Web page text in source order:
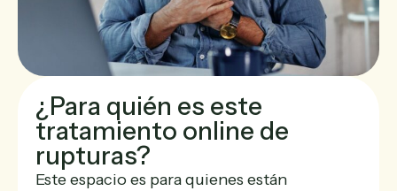
¿Para quién es este
tratamiento online de
rupturas?
Este espacio es para quienes están